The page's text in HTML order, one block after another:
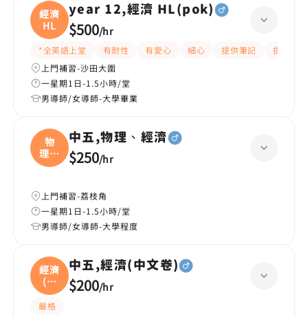
經濟
HL
year 12,經濟 HL(pok)
$500/hr
*全英語上堂 有耐性 有愛心 細心 提供筆記
提供練
上門補習-沙田大圍
一星期1日-1.5小時/堂
男導師/女導師-大學畢業
物
理、
經濟
中五,物理、經濟
$250/hr
上門補習-荔枝角
一星期1日-1.5小時/堂
男導師/女導師-大學程度
經濟
(中
文
中五,經濟(中文卷)
$200/hr
嚴格